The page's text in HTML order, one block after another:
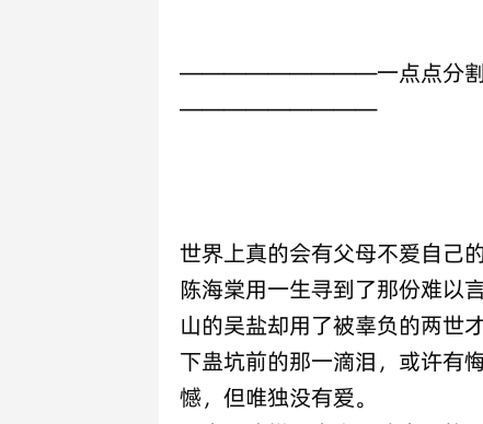
—————————一点点分割
—————————
世界上真的会有父母不爱自己
陈海棠用一生寻到了那份难以
山的吴盐却用了被辜负的两世
下蛊坑前的那一滴泪，或许有
憾，但唯独没有爱。